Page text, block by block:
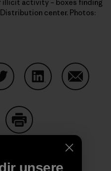
illicit activity – boxes finding
center. Photos:
Link teilen
Drucken
unsere